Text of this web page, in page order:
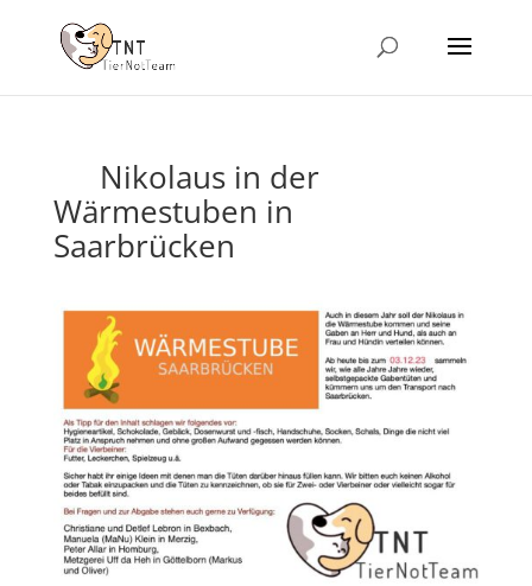
Nikolaus in der
Wärmestuben in
Saarbrücken